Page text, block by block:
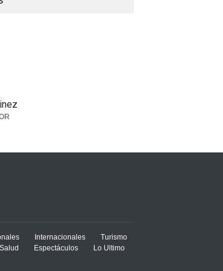
Internacionales
Turismo
Salud Espectáculos
Lo Ultimo